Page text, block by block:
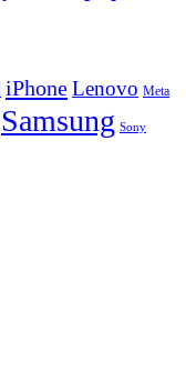
iPhoneLenovo Meta
Samsung Sony